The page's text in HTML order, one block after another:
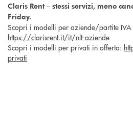
Claris Rent – stessi servizi, meno
Friday.
Scopri i modelli per aziende/partite
https://clarisrent.it/it/nlt-aziende
Scopri i modelli per privati in offerta:
privati